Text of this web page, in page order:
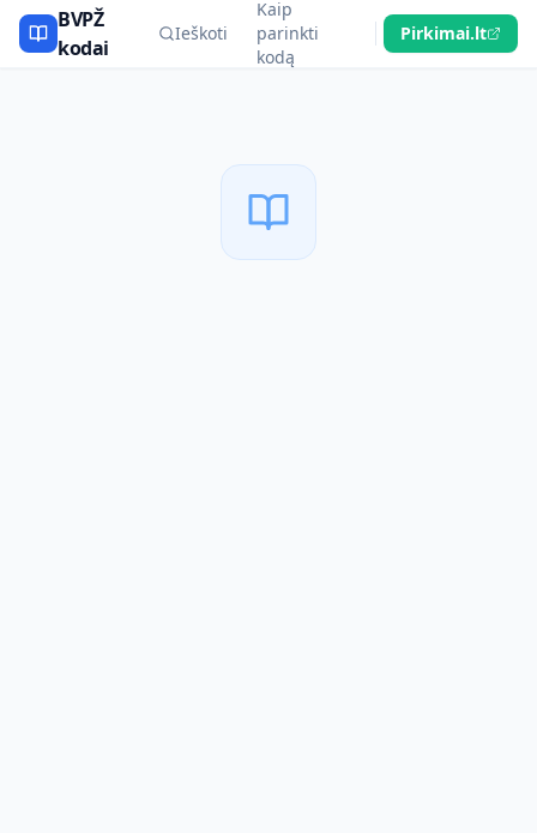
BVPŽ
kodai
Ieškoti
Kaip
parinkti
kodą
Pirkimai.lt